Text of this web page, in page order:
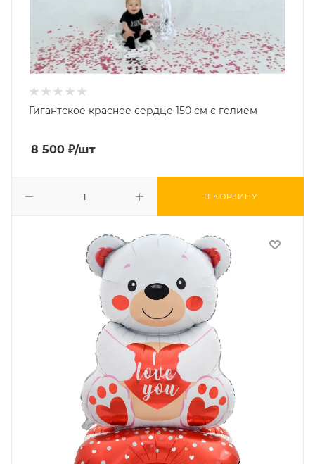
Гигантское красное сердце 150 см с гелием
8 500 ₽/шт
В КОРЗИНУ